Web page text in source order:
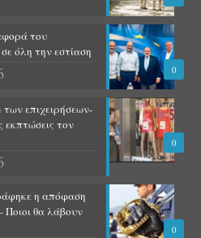
0
του
όλη την εστίαση
0
επιχειρήσεων-
εκπτώσεις τον
0
η απόφαση
Ποιοι θα λάβουν